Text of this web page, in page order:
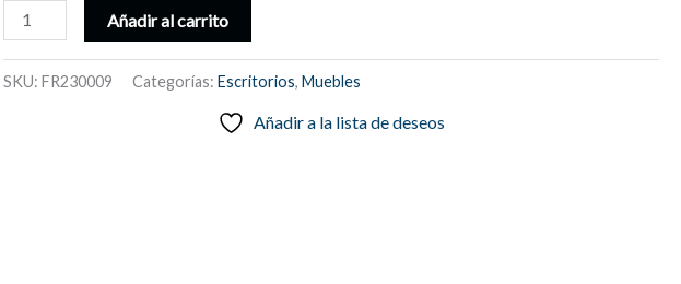
Mesa
escritorio,
Añadir al carrito
SKU:FR230009 Categorías:Escritorios,Muebles
Añadir a la lista de deseos